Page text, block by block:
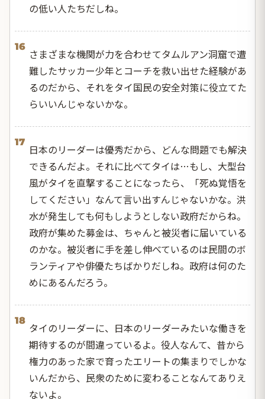
の低い人たちだしね。
16
さまざまな機関が力を合わせてタムルアン洞窟で遭
難したサッカー少年とコーチを救い出せた経験があ
るのだから、それをタイ国民の安全対策に役立てた
らいいんじゃないかな。
17
日本のリーダーは優秀だから、どんな問題でも解決
できるんだよ。それに比べてタイは…もし、大型台
風がタイを直撃することになったら、「死ぬ覚悟を
してください」なんて言い出すんじゃないかな。洪
水が発生しても何もしようとしない政府だからね。
政府が集めた募金は、ちゃんと被災者に届いている
のかな。被災者に手を差し伸べているのは民間のボ
ランティアや俳優たちばかりだしね。政府は何のた
めにあるんだろう。
18
タイのリーダーに、日本のリーダーみたいな働きを
期待するのが間違っているよ。役人なんて、昔から
権力のあった家で育ったエリートの集まりでしかな
いんだから、民衆のために変わることなんてありえ
ないよ。